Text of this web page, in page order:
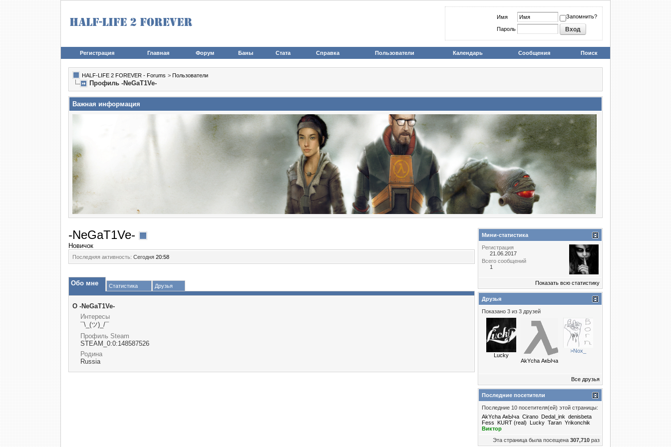
Имя Запомнить?
Пароль
Регистрация Главная Форум Баны Стата Справка Пользователи Календарь Сообщения Поиск
HALF-LIFE 2 FOREVER - Forums > Пользователи
Профиль -NeGaT1Ve-
Важная информация
-NeGaT1Ve-
Новичок
Последняя активность: Сегодня 20:58
Обо мне Статистика Друзья
О -NeGaT1Ve-
Интересы
¯\_(ツ)_/¯
Профиль Steam
STEAM_0:0:148587526
Родина
Russia
Мини-статистика
Регистрация
21.06.2017
Всего сообщений
1
Показать всю статистику
Друзья
Показано 3 из 3 друзей
Lucky
AkYcha АкЫча
>Nox_
Все друзья
Последние посетители
Последние 10 посетителя(ей) этой страницы:
AkYcha АкЫча Cirano Dedal_ink denisbeta
Fess KURT (real) Lucky Taran Yrikonchik
Виктор
Эта страница была посещена 307,710 раз